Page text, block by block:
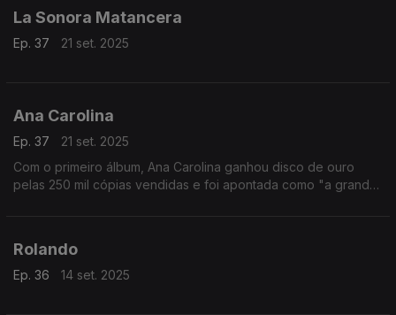
La Sonora Matancera
Ep. 37 21 set. 2025
Ana Carolina
Ep. 37
21 set. 2025
Com o primeiro álbum, Ana Carolina ganhou disco de ouro
pelas 250 mil cópias vendidas e foi apontada como "a grande
Rolando
Ep. 36 14 set. 2025